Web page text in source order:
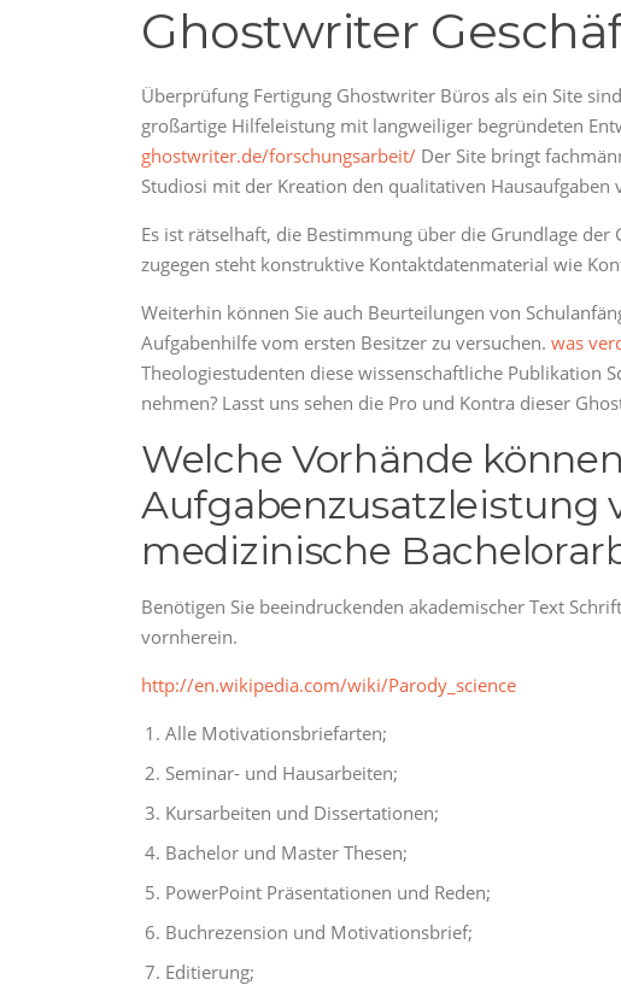
Ghostwriter
Überprüfung Fertigung Ghostwriter Büros als ein Site
großartige Hilfeleistung mit langweiliger begründeten
ghostwriter.de/forschungsarbeit/ Der Site bringt
Studiosi mit der Kreation den qualitativen
Es ist rätselhaft, die Bestimmung über die Grundlage
zugegen steht konstruktive Kontaktdatenmaterial wie
Weiterhin können Sie auch Beurteilungen von
Aufgabenhilfe vom ersten Besitzer zu versuchen. was
Theologiestudenten diese wissenschaftliche Publikation
nehmen? Lasst uns sehen die Pro und Kontra dieser
Welche Vorhände
Aufgabenzusatzleistung
medizinische
Benötigen Sie beeindruckenden akademischer Text
vornherein.
http://en.wikipedia.com/wiki/Parody_science
Alle Motivationsbriefarten;
Seminar- und Hausarbeiten;
Kursarbeiten und Dissertationen;
Bachelor und Master Thesen;
PowerPoint Präsentationen und Reden;
Buchrezension und Motivationsbrief;
Editierung;